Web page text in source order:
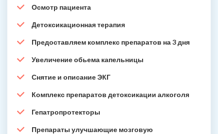
Осмотр пациента
Детоксикационная терапия
Предоставляем комплекс препаратов на 3 дня
Увеличение обьема капельницы
Снятие и описание ЭКГ
Комплекс препаратов детоксикации алкоголя
Гепатропротекторы
Препараты улучшающие мозговую